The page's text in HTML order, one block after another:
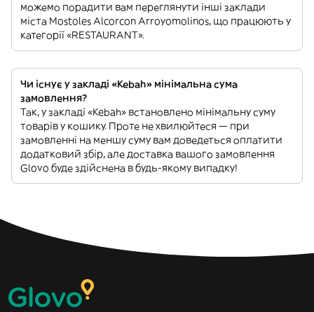
можемо порадити вам переглянути інші заклади
міста Mostoles Alcorcon Arroyomolinos, що працюють у
категорії «RESTAURANT».
Чи існує у закладі «Kebah» мінімальна сума
замовлення?
Так, у закладі «Kebah» встановлено мінімальну суму
товарів у кошику. Проте не хвилюйтеся — при
замовленні на меншу суму вам доведеться оплатити
додатковий збір, але доставка вашого замовлення
Glovo буде здійснена в будь-якому випадку!